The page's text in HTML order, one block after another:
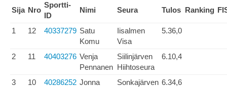
Sija Nro
Sportti-
ID
Nimi Seura Tulos Ranking
1 12 40337279 Satu
Komu
Iisalmen
Visa
5.36,0
2 11 40403276 Venja
Pennanen
Siilinjärven
Hiihtoseura
6.10,4
3 10 40286252 Jonna
Sonkajärven 6.34,6